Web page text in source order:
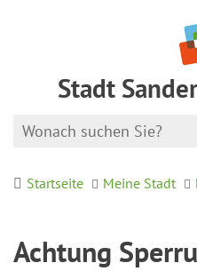
Stadt
Startseite Meine Stadt
Achtung